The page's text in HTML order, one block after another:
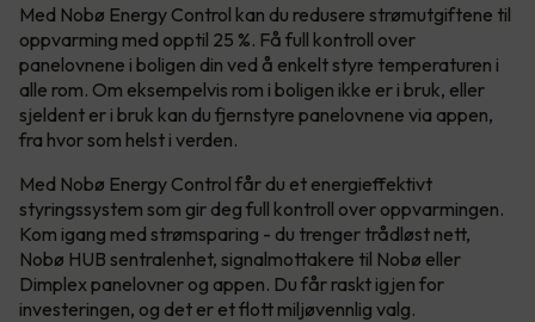
Med Nobø Energy Control kan du redusere strømutgiftene til
oppvarming med opptil 25 %. Få full kontroll over
panelovnene i boligen din ved å enkelt styre temperaturen i
alle rom. Om eksempelvis rom i boligen ikke er i bruk, eller
sjeldent er i bruk kan du fjernstyre panelovnene via appen,
fra hvor som helst i verden.
Med Nobø Energy Control får du et energieffektivt
styringssystem som gir deg full kontroll over oppvarmingen.
Kom igang med strømsparing - du trenger trådløst nett,
Nobø HUB sentralenhet, signalmottakere til Nobø eller
Dimplex panelovner og appen. Du får raskt igjen for
investeringen, og det er et flott miljøvennlig valg.